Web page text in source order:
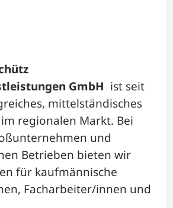
GmbH ist seit
mittelständisches
regionalen Markt. Bei
und
Betrieben bieten wir
für kaufmännische
Facharbeiter/innen und